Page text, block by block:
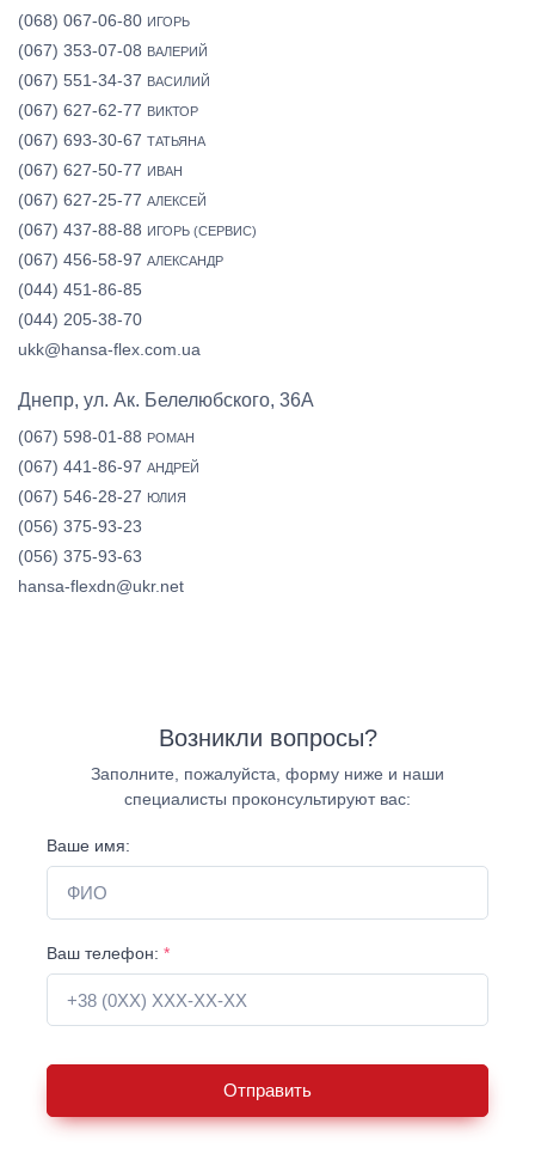
(068) 067-06-80 ИГОРЬ
(067) 353-07-08 ВАЛЕРИЙ
(067) 551-34-37 ВАСИЛИЙ
(067) 627-62-77 ВИКТОР
(067) 693-30-67 ТАТЬЯНА
(067) 627-50-77 ИВАН
(067) 627-25-77 АЛЕКСЕЙ
(067) 437-88-88 ИГОРЬ (СЕРВИС)
(067) 456-58-97 АЛЕКСАНДР
(044) 451-86-85
(044) 205-38-70
ukk@hansa-flex.com.ua
Днепр, ул. Ак. Белелюбского, 36А
(067) 598-01-88 РОМАН
(067) 441-86-97 АНДРЕЙ
(067) 546-28-27 ЮЛИЯ
(056) 375-93-23
(056) 375-93-63
hansa-flexdn@ukr.net
Возникли вопросы?
Заполните, пожалуйста, форму ниже и наши
специалисты проконсультируют вас:
Ваше имя:
Ваш телефон: *
Отправить